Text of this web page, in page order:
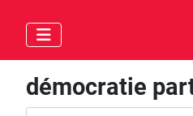
démocratie